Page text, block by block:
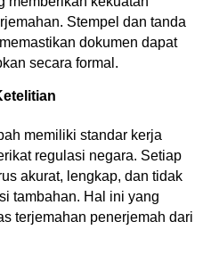
Stempel dan tanda
dokumen dapat
secara formal.
memiliki standar kerja
regulasi negara. Setiap
akurat, lengkap, dan tidak
tambahan. Hal ini yang
terjemahan penerjemah dari